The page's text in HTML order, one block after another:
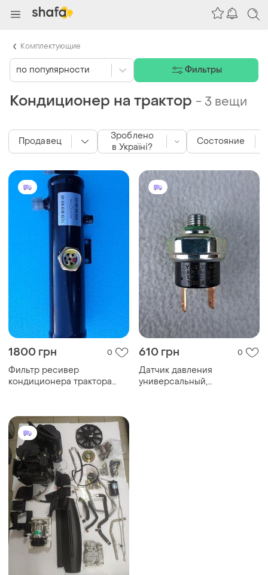
Кондиционер на трактор - 3 вещи
1800 грн 0
Фильтр ресивер
кондиционера трактора
610 грн 0
Датчик давления
универсальный,
Продавец
Зроблено
в Україні?
Состояние
по популярности Фильтры
Комплектующие